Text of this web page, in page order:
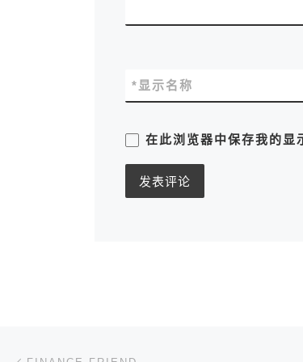
显示名称
*
在此浏览器中保存我的显
文章导航